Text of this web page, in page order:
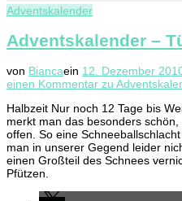
Adventskalender
Adventskalender –
von Biancaein 12. Dezember
einen Kommentar zu
Halbzeit Nur noch 12 Tage bis
merkt man das besonders
offen. So eine
man in unserer Gegend leider
einen Großteil des Schnees
Pfützen.